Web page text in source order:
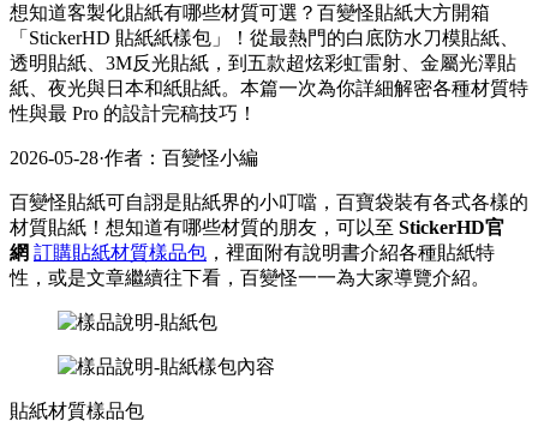
想知道客製化貼紙有哪些材質可選？百變怪貼紙大方開箱
「StickerHD 貼紙紙樣包」！從最熱門的白底防水刀模貼紙、
透明貼紙、3M反光貼紙，到五款超炫彩虹雷射、金屬光澤貼
紙、夜光與日本和紙貼紙。本篇一次為你詳細解密各種材質特
性與最 Pro 的設計完稿技巧！
2026-05-28·作者：百變怪小編
百變怪貼紙可自詡是貼紙界的小叮噹，百寶袋裝有各式各樣的
材質貼紙！想知道有哪些材質的朋友，可以至 StickerHD官
網 訂購貼紙材質樣品包 ，裡面附有說明書介紹各種貼紙特
性，或是文章繼續往下看，百變怪一一為大家導覽介紹。
貼紙材質樣品包